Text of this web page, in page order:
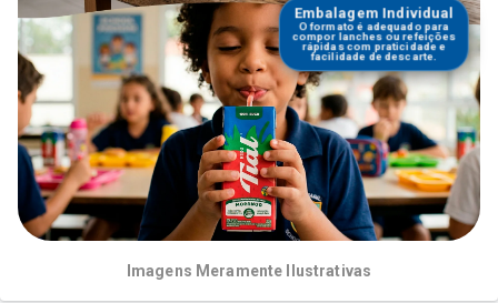
Embalagem Individual
O formato é adequado para
compor lanches ou refeições
rápidas com praticidade e
facilidade de descarte.
Imagens Meramente Ilustrativas